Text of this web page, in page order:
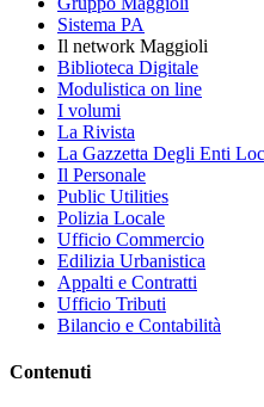
Sistema PA
Il network Maggioli
Biblioteca Digitale
Modulistica on line
I volumi
La Rivista
La Gazzetta Degli Enti
Il Personale
Public Utilities
Polizia Locale
Ufficio Commercio
Edilizia Urbanistica
Appalti e Contratti
Ufficio Tributi
Bilancio e Contabilità
Contenuti